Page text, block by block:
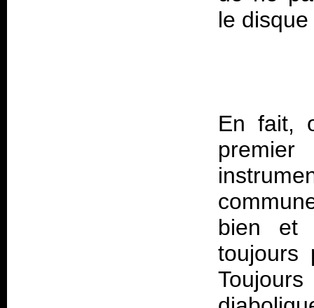
En fait,
bien et
toujours